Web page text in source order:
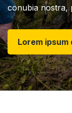
conubia nostra,
Lorem ipsum